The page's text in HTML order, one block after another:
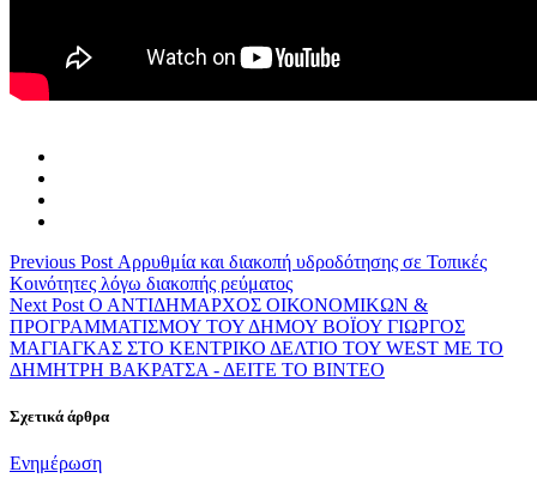
Previous Post Αρρυθμία και διακοπή υδροδότησης σε Τοπικές
Κοινότητες λόγω διακοπής ρεύματος
Next Post Ο ΑΝΤΙΔΗΜΑΡΧΟΣ ΟΙΚΟΝΟΜΙΚΩΝ &
ΠΡΟΓΡΑΜΜΑΤΙΣΜΟΥ ΤΟΥ ΔΗΜΟΥ ΒΟΪΟΥ ΓΙΩΡΓΟΣ
ΜΑΓΙΑΓΚΑΣ ΣΤΟ KENTΡΙΚΟ ΔΕΛΤΙΟ ΤΟΥ WEST ΜΕ ΤΟ
ΔΗΜΗΤΡΗ ΒΑΚΡΑΤΣΑ - ΔΕΙΤΕ ΤΟ ΒΙΝΤΕΟ
Σχετικά άρθρα
Categories
Ενημέρωση